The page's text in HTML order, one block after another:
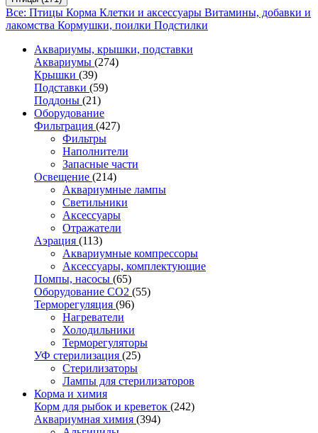
Все: Птицы Корма Клетки и аксессуары Витамины, добавки и
лакомства Кормушки, поилки Подстилки
Аквариумы, крышки, подставки
Аквариумы (274)
Крышки (39)
Подставки (59)
Поддоны (21)
Оборудование
Фильтрация (427)
Фильтры
Наполнители
Запасные части
Освещение (214)
Аквариумные лампы
Светильники
Аксессуары
Отражатели
Аэрация (113)
Аквариумные компрессоры
Аксессуары, комплектующие
Помпы, насосы (65)
Оборудование CO2 (55)
Терморегуляция (96)
Нагреватели
Холодильники
Терморегуляторы
УФ стерилизация (25)
Стерилизаторы
Лампы для стерилизаторов
Корма и химия
Корм для рыбок и креветок (242)
Аквариумная химия (394)